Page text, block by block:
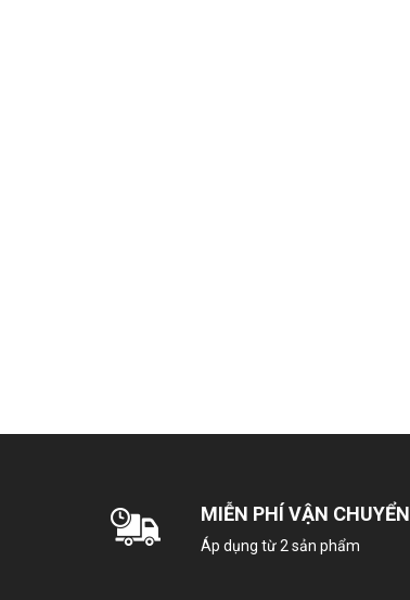
MIỄN PHÍ VẬN CHUYỂN
Áp dụng từ 2 sản phẩm